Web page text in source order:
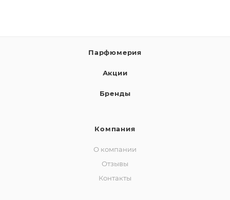
Парфюмерия
Акции
Бренды
Компания
О компании
Отзывы
Контакты